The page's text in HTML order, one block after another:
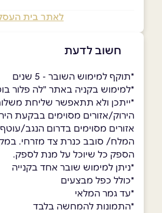
לאתר בית
חשוב לדעת
*תוקף למימוש השובר - 5 שנים
*למימוש בקניה באתר "לה פלור
*ייתכן ולא תתאפשר שליחת
הירוק/אזורים מסוימים בבקעת
אזורים מסוימים בדרום הנגב/
המלח/ סובב כנרת צד מזרחי.
הספק כל שיוכל על מנת לספק.
*ניתן למימוש שובר אחד בקנייה
*כולל כפל מבצעים
*עד גמר המלאי
*התמונות להמחשה בלבד